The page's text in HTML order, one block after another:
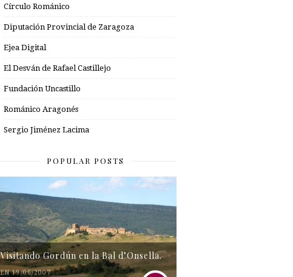
Círculo Románico
Diputación Provincial de Zaragoza
Ejea Digital
El Desván de Rafael Castillejo
Fundación Uncastillo
Románico Aragonés
Sergio Jiménez Lacima
POPULAR POSTS
Visitando Gordún en la Bal d’Onsella.
EN 19/06/2007